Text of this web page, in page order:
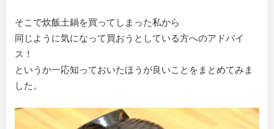
そこで炊飯土鍋を買ってしまった私から
同じように気になって買おうとしている方へのアドバイ
ス！
というか一応知っておいたほうが良いことをまとめてみま
した。